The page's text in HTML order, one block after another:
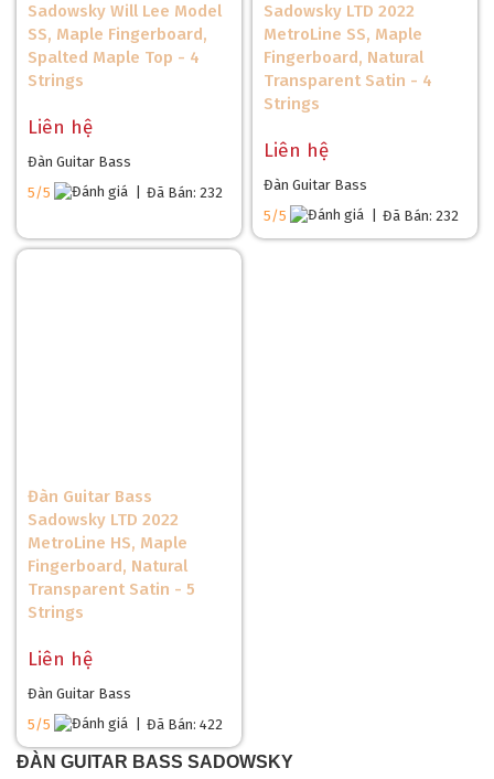
Sadowsky Will Lee Model
SS, Maple Fingerboard,
Spalted Maple Top - 4
Strings
Liên hệ
Đàn Guitar Bass
5/5
Đã Bán: 232
Sadowsky LTD 2022
MetroLine SS, Maple
Fingerboard, Natural
Transparent Satin - 4
Strings
Liên hệ
Đàn Guitar Bass
5/5
Đã Bán: 232
Đàn Guitar Bass
Sadowsky LTD 2022
MetroLine HS, Maple
Fingerboard, Natural
Transparent Satin - 5
Strings
Liên hệ
Đàn Guitar Bass
5/5
Đã Bán: 422
ĐÀN GUITAR BASS SADOWSKY